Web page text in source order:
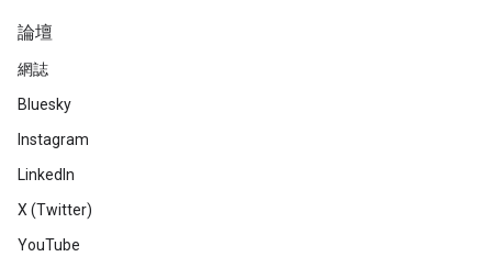
論壇
網誌
Bluesky
Instagram
LinkedIn
X (Twitter)
YouTube